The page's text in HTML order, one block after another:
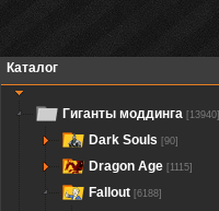
Каталог
Гиганты моддинга [13940]
Dark Souls [90]
Dragon Age [1115]
Fallout [6188]